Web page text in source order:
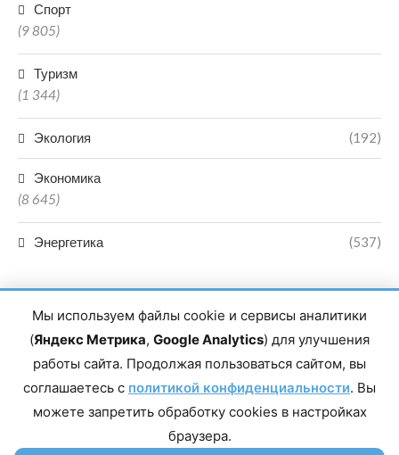
Спорт
(9 805)
Туризм
(1 344)
Экология (192)
Экономика
(8 645)
Энергетика (537)
Главный редактор сетевого издания Магомаев Тимур Нухович.
Контакты редакции: 8(988)-292-94-34 Почта: vestiskfo@gmail.com По
Республика Дагестан, г. Махачкала, пр-т Насрутдинова, д. 1а. Все
права защищены. Копирование и использование полных материалов
запрещено, частичное цитирование возможно только при условии
Мы используем файлы cookie и сервисы аналитики
(Яндекс Метрика, Google Analytics) для улучшения
работы сайта. Продолжая пользоваться сайтом, вы
соглашаетесь с политикой конфиденциальности. Вы
можете запретить обработку cookies в настройках
браузера.